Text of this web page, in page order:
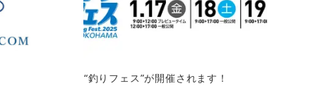
“釣りフェス”が開催されます！